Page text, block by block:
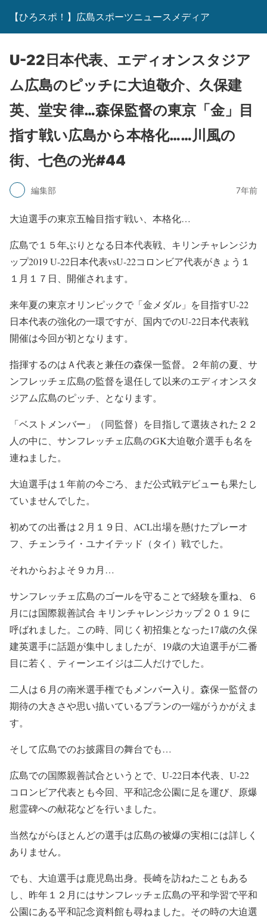
【ひろスポ！】広島スポーツニュースメディア
U-22日本代表、エディオンスタジア
ム広島のピッチに大迫敬介、久保建
英、堂安 律…森保監督の東京「金」目
指す戦い広島から本格化……川風の
街、七色の光#44
編集部 7年前
大迫選手の東京五輪目指す戦い、本格化…
広島で１５年ぶりとなる日本代表戦、キリンチャレンジカ
ップ2019 U-22日本代表vsU-22コロンビア代表がきょう１
１月１７日、開催されます。
来年夏の東京オリンピックで「金メダル」を目指すU-22
日本代表の強化の一環ですが、国内でのU-22日本代表戦
開催は今回が初となります。
指揮するのはＡ代表と兼任の森保一監督。２年前の夏、サ
ンフレッチェ広島の監督を退任して以来のエディオンスタ
ジアム広島のピッチ、となります。
「ベストメンバー」（同監督）を目指して選抜された２２
人の中に、サンフレッチェ広島のGK大迫敬介選手も名を
連ねました。
大迫選手は１年前の今ごろ、まだ公式戦デビューも果たし
ていませんでした。
初めての出番は２月１９日、ACL出場を懸けたプレーオ
フ、チェンライ・ユナイテッド（タイ）戦でした。
それからおよそ９カ月…
サンフレッチェ広島のゴールを守ることで経験を重ね、６
月には国際親善試合 キリンチャレンジカップ２０１９に
呼ばれました。この時、同じく初招集となった17歳の久保
建英選手に話題が集中しましたが、19歳の大迫選手が二番
目に若く、ティーンエイジは二人だけでした。
二人は６月の南米選手権でもメンバー入り。森保一監督の
期待の大きさや思い描いているプランの一端がうかがえま
す。
そして広島でのお披露目の舞台でも…
広島での国際親善試合というとで、U-22日本代表、U-22
コロンビア代表とも今回、平和記念公園に足を運び、原爆
慰霊碑への献花などを行いました。
当然ながらほとんどの選手は広島の被爆の実相には詳しく
ありません。
でも、大迫選手は鹿児島出身。長崎を訪ねたこともある
し、昨年１２月にはサンフレッチェ広島の平和学習で平和
公園にある平和記念資料館も尋ねました。その時の大迫選